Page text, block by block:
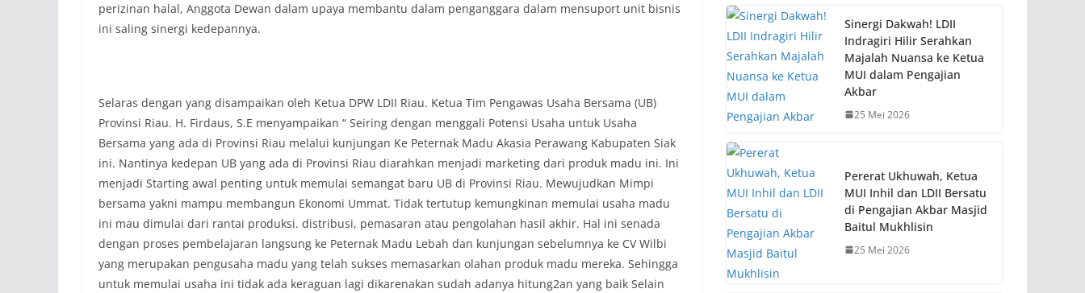
perizinan halal, Anggota Dewan dalam upaya membantu dalam penganggara dalam mensuport unit bisnis
ini saling sinergi kedepannya.
Selaras dengan yang disampaikan oleh Ketua DPW LDII Riau. Ketua Tim Pengawas Usaha Bersama (UB)
Provinsi Riau. H. Firdaus, S.E menyampaikan “ Seiring dengan menggali Potensi Usaha untuk Usaha
Bersama yang ada di Provinsi Riau melalui kunjungan Ke Peternak Madu Akasia Perawang Kabupaten Siak
ini. Nantinya kedepan UB yang ada di Provinsi Riau diarahkan menjadi marketing dari produk madu ini. Ini
menjadi Starting awal penting untuk memulai semangat baru UB di Provinsi Riau. Mewujudkan Mimpi
bersama yakni mampu membangun Ekonomi Ummat. Tidak tertutup kemungkinan memulai usaha madu
ini mau dimulai dari rantai produksi. distribusi, pemasaran atau pengolahan hasil akhir. Hal ini senada
dengan proses pembelajaran langsung ke Peternak Madu Lebah dan kunjungan sebelumnya ke CV Wilbi
yang merupakan pengusaha madu yang telah sukses memasarkan olahan produk madu mereka. Sehingga
untuk memulai usaha ini tidak ada keraguan lagi dikarenakan sudah adanya hitung2an yang baik Selain
Sinergi Dakwah! LDII
Indragiri Hilir Serahkan
Majalah Nuansa ke Ketua
MUI dalam Pengajian
Akbar
25 Mei 2026
Pererat Ukhuwah, Ketua
MUI Inhil dan LDII Bersatu
di Pengajian Akbar Masjid
Baitul Mukhlisin
25 Mei 2026